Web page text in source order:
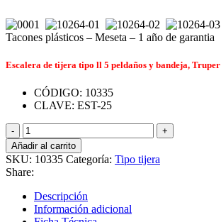
Tacones plásticos – Meseta – 1 año de garantia
Escalera de tijera tipo ll 5 peldaños y bandeja, Truper
CÓDIGO: 10335
CLAVE: EST-25
Escalera
tipo
tijera,
Truper
10335
cantidad
Añadir al carrito
SKU: 10335 Categoría: Tipo tijera
Share:
Descripción
Información adicional